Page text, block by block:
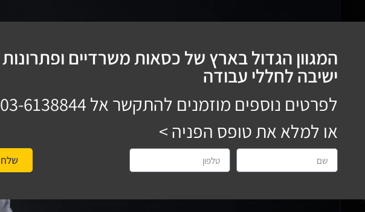
המגוון הגדול בארץ של כסאות משרדיים ופתרונות
ישיבה לחללי עבודה
לפרטים נוספים מוזמנים להתקשר אל03-6138844
או למלא את טופס הפניה >
שלח